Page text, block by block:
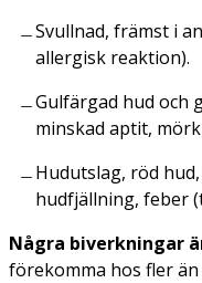
Svullnad, främst i
allergisk reaktion).
Gulfärgad hud och
minskad aptit,
Hudutslag, röd
hudfjällning, feber
Några biverkningar
förekomma hos fler än